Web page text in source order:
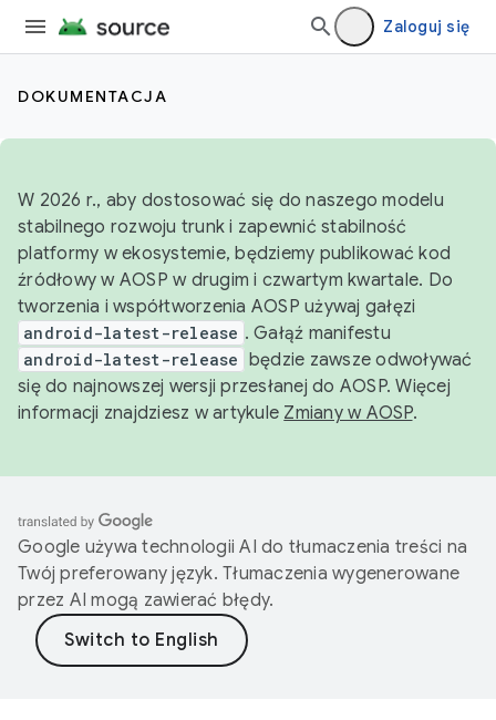
Zaloguj się
DOKUMENTACJA
W 2026 r., aby dostosować się do naszego modelu
stabilnego rozwoju trunk i zapewnić stabilność
platformy w ekosystemie, będziemy publikować kod
źródłowy w AOSP w drugim i czwartym kwartale. Do
tworzenia i współtworzenia AOSP używaj gałęzi
android-latest-release . Gałąź manifestu
android-latest-release będzie zawsze odwoływać
się do najnowszej wersji przesłanej do AOSP. Więcej
informacji znajdziesz w artykule Zmiany w AOSP.
Google używa technologii AI do tłumaczenia treści na
Twój preferowany język. Tłumaczenia wygenerowane
przez AI mogą zawierać błędy.